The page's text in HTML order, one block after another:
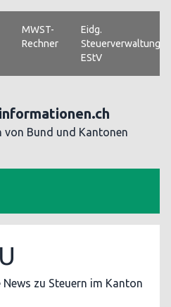
MWST-
Rechner
Eidg.
Steuerverwaltung
EStV
von Bund und Kantonen
zu Steuern im Kanton